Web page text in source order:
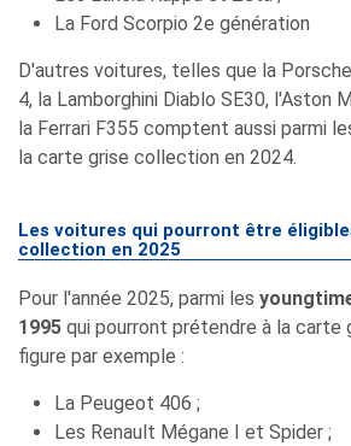
La Ford Scorpio 2e génération
D'autres voitures, telles que la
4, la Lamborghini Diablo SE30, l'Aston
la Ferrari F355 comptent aussi parmi
la carte grise collection en 2024.
Les voitures qui pourront être
collection en 2025
Pour l'année 2025, parmi les
1995 qui pourront prétendre à la carte
figure par exemple :
La Peugeot 406 ;
Les Renault Mégane I et Spider ;